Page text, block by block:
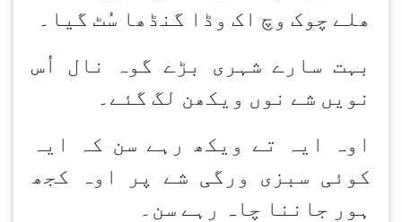
ھلے چوک وچ اک وڈا گنڈھا سُٹ گیا۔
بہت سارے شہری بڑے گوہ نال اُس
نویں شے نوں ویکھن لگ گئے۔
اوہ ایہ تے ویکھ رہے سن کہ ایہ
کوئی سبزی ورگی شے پر اوہ کجھ
ہور جاننا چاہ رہے سن۔